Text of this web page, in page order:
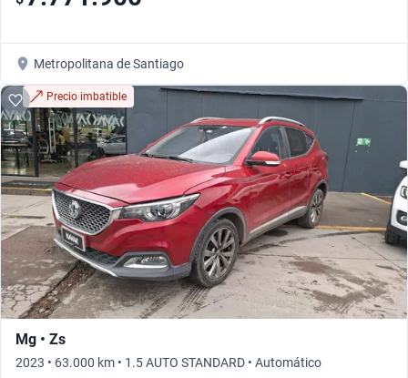
Metropolitana de Santiago
Precio imbatible
Mg • Zs
2023 • 63.000 km • 1.5 AUTO STANDARD • Automático